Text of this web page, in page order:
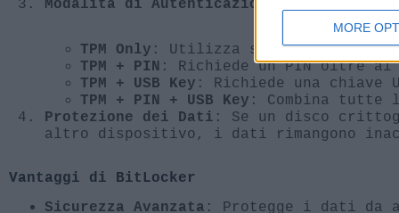
MORE
Modalità di Autenticazione
TPM Only : Utilizza solo il TPM per
TPM + PIN : Richiede un PIN oltre al
TPM + USB Key : Richiede una chiave
TPM + PIN + USB Key : Combina tutte
Protezione dei Dati : Se un disco
altro dispositivo, i dati rimangono
Vantaggi di BitLocker
Sicurezza Avanzata : Protegge i dati da